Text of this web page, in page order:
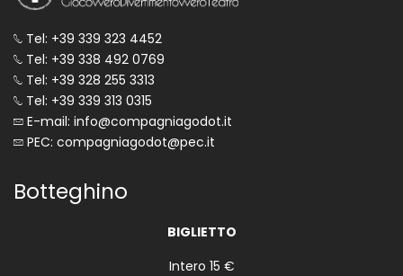
Tel: +39 339 323 4452
Tel: +39 338 492 0769
Tel: +39 328 255 3313
Tel: +39 339 313 0315
E-mail: info@compagniagodot.it
PEC: compagniagodot@pec.it
Botteghino
BIGLIETTO
Intero 15 €